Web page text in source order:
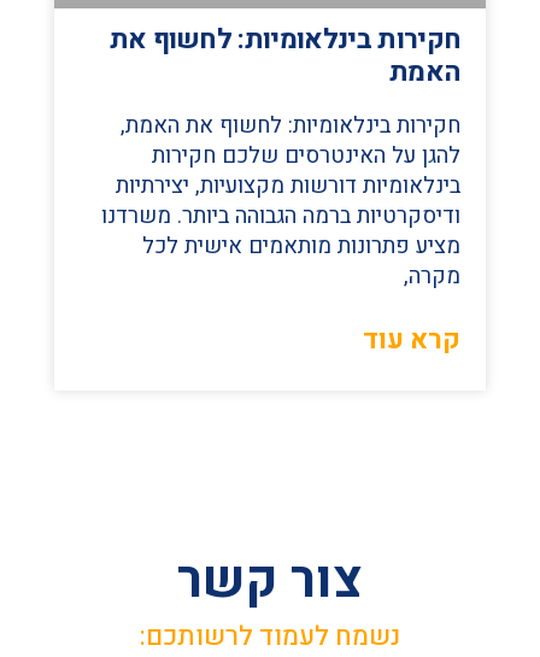
חקירות בינלאומיות: לחשוף את
האמת
חקירות בינלאומיות: לחשוף את האמת,
להגן על האינטרסים שלכם חקירות
בינלאומיות דורשות מקצועיות, יצירתיות
ודיסקרטיות ברמה הגבוהה ביותר. משרדנו
מציע פתרונות מותאמים אישית לכל
מקרה,
קרא עוד
צור קשר
נשמח לעמוד לרשותכם: